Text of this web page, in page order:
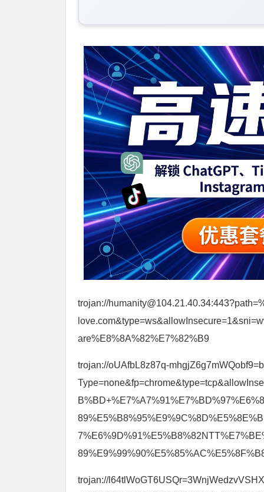
trojan://
are%E8%8A%82%E7%82%B9
trojan://oUAfbL8z87q-
trojan://